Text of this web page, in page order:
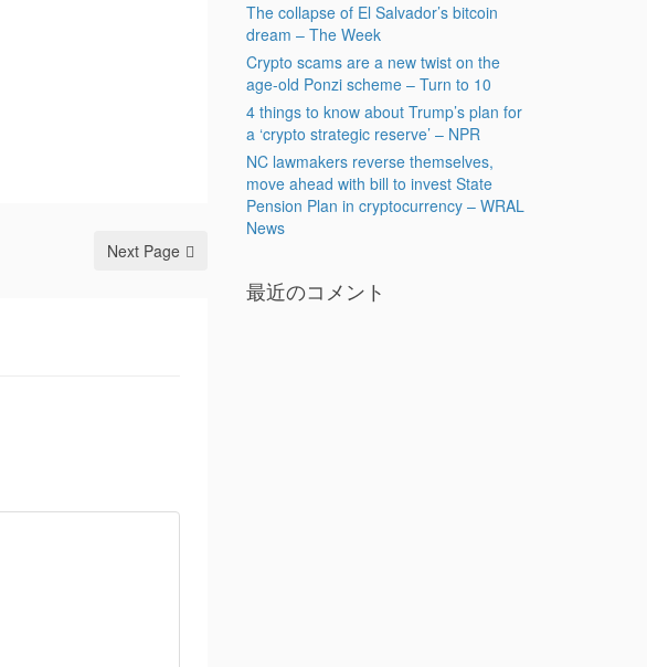
Next Page
The collapse of El Salvador’s bitcoin
dream – The Week
Crypto scams are a new twist on the
age-old Ponzi scheme – Turn to 10
4 things to know about Trump’s plan for
a ‘crypto strategic reserve’ – NPR
NC lawmakers reverse themselves,
move ahead with bill to invest State
Pension Plan in cryptocurrency – WRAL
News
最近のコメント